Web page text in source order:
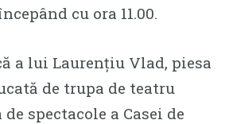
cu ora 11.00.
a lui Laurențiu Vlad, piesa
de trupa de teatru
de spectacole a Casei de